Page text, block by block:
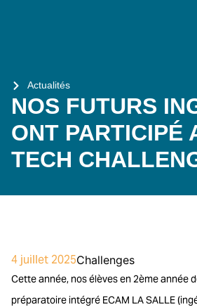
Actualités
NOS FUTURS
ONT PARTICIPÉ
TECH
4 juillet 2025Challenges
Cette année, nos élèves en 2ème année
préparatoire intégré ECAM LA SALLE